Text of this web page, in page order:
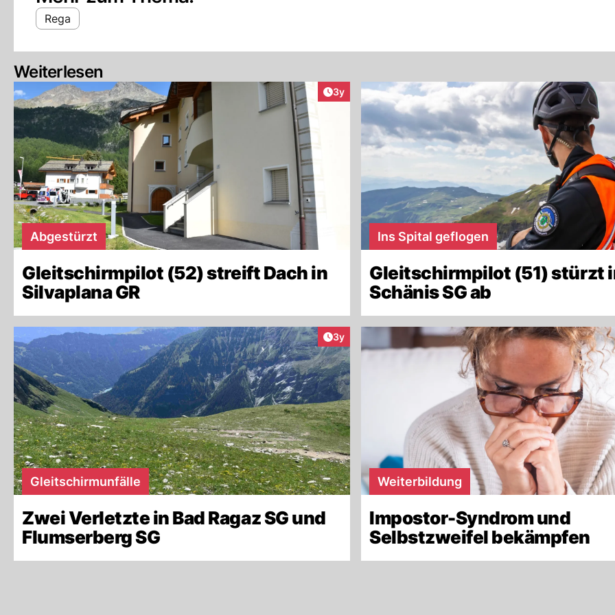
Rega
Weiterlesen
Artikel veröffentlicht:
3y
Abgestürzt
Gleitschirmpilot (52) streift Dach in
Silvaplana GR
Ins Spital geflogen
Gleitschirmpilot (51) stürzt
Schänis SG ab
Artikel veröffentlicht:
3y
Gleitschirmunfälle
Zwei Verletzte in Bad Ragaz SG und
Flumserberg SG
Weiterbildung
Impostor-Syndrom und
Selbstzweifel bekämpfen